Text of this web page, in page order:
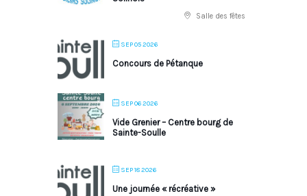
Salle des fêtes
SEP 05 2026
Concours de Pétanque
SEP 06 2026
Vide Grenier – Centre bourg de
Sainte-Soulle
SEP 18 2026
Une journée « récréative »